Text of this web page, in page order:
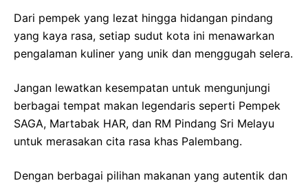
Dari pempek yang lezat hingga hidangan pindang
yang kaya rasa, setiap sudut kota ini menawarkan
pengalaman kuliner yang unik dan menggugah selera.
Jangan lewatkan kesempatan untuk mengunjungi
berbagai tempat makan legendaris seperti Pempek
SAGA, Martabak HAR, dan RM Pindang Sri Melayu
untuk merasakan cita rasa khas Palembang.
Dengan berbagai pilihan makanan yang autentik dan